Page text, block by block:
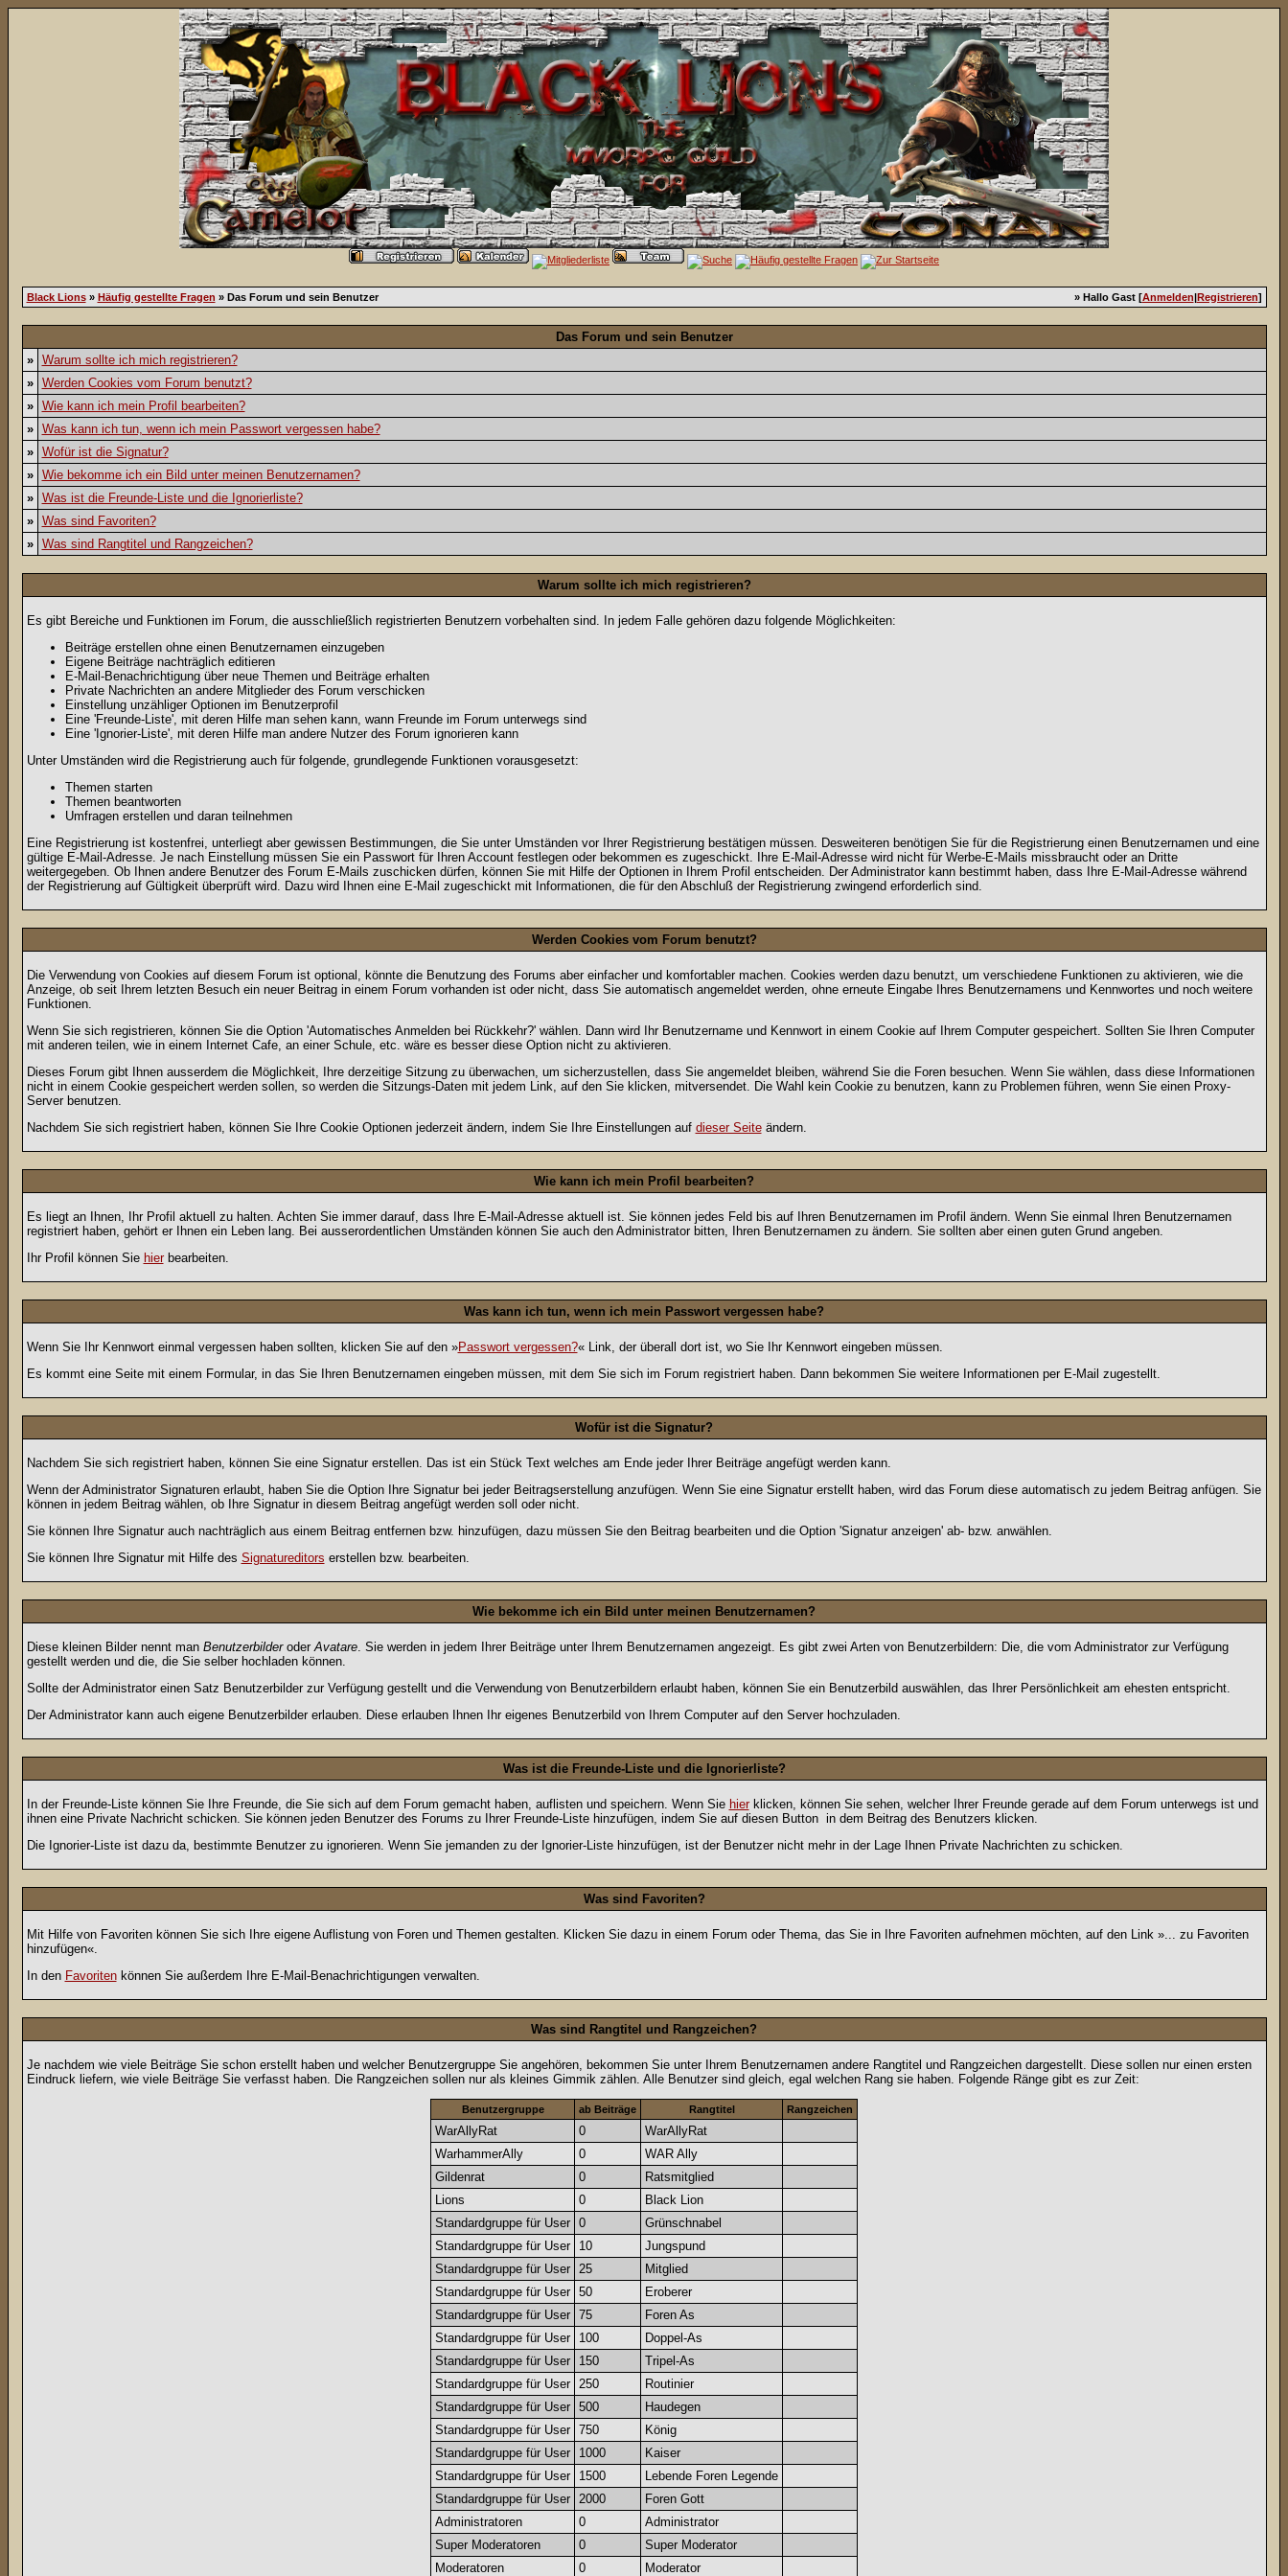
Black Lions» Häufig gestellte Fragen » Das Forum und sein Benutzer » Hallo Gast [Anmelden|Registrieren]
Das Forum und sein Benutzer
»
Warum sollte ich mich registrieren?
»
Werden Cookies vom Forum benutzt?
»
Wie kann ich mein Profil bearbeiten?
»
Was kann ich tun, wenn ich mein Passwort vergessen habe?
»
Wofür ist die Signatur?
»
Wie bekomme ich ein Bild unter meinen Benutzernamen?
»
Was ist die Freunde-Liste und die Ignorierliste?
»
Was sind Favoriten?
»
Was sind Rangtitel und Rangzeichen?
Warum sollte ich mich registrieren?
Es gibt Bereiche und Funktionen im Forum, die ausschließlich registrierten Benutzern vorbehalten sind. In jedem Falle gehören dazu folgende Möglichkeiten:
Beiträge erstellen ohne einen Benutzernamen einzugeben
Eigene Beiträge nachträglich editieren
E-Mail-Benachrichtigung über neue Themen und Beiträge erhalten
Private Nachrichten an andere Mitglieder des Forum verschicken
Einstellung unzähliger Optionen im Benutzerprofil
Eine 'Freunde-Liste', mit deren Hilfe man sehen kann, wann Freunde im Forum unterwegs sind
Eine 'Ignorier-Liste', mit deren Hilfe man andere Nutzer des Forum ignorieren kann
Unter Umständen wird die Registrierung auch für folgende, grundlegende Funktionen vorausgesetzt:
Themen starten
Themen beantworten
Umfragen erstellen und daran teilnehmen
Eine Registrierung ist kostenfrei, unterliegt aber gewissen Bestimmungen, die Sie unter Umständen vor Ihrer Registrierung bestätigen müssen. Desweiteren benötigen Sie für die Registrierung einen Benutzernamen und eine
gültige E-Mail-Adresse. Je nach Einstellung müssen Sie ein Passwort für Ihren Account festlegen oder bekommen es zugeschickt. Ihre E-Mail-Adresse wird nicht für Werbe-E-Mails missbraucht oder an Dritte
weitergegeben. Ob Ihnen andere Benutzer des Forum E-Mails zuschicken dürfen, können Sie mit Hilfe der Optionen in Ihrem Profil entscheiden. Der Administrator kann bestimmt haben, dass Ihre E-Mail-Adresse während
der Registrierung auf Gültigkeit überprüft wird. Dazu wird Ihnen eine E-Mail zugeschickt mit Informationen, die für den Abschluß der Registrierung zwingend erforderlich sind.
Werden Cookies vom Forum benutzt?
Die Verwendung von Cookies auf diesem Forum ist optional, könnte die Benutzung des Forums aber einfacher und komfortabler machen. Cookies werden dazu benutzt, um verschiedene Funktionen zu aktivieren, wie die
Anzeige, ob seit Ihrem letzten Besuch ein neuer Beitrag in einem Forum vorhanden ist oder nicht, dass Sie automatisch angemeldet werden, ohne erneute Eingabe Ihres Benutzernamens und Kennwortes und noch weitere
Funktionen.
Wenn Sie sich registrieren, können Sie die Option 'Automatisches Anmelden bei Rückkehr?' wählen. Dann wird Ihr Benutzername und Kennwort in einem Cookie auf Ihrem Computer gespeichert. Sollten Sie Ihren Computer
mit anderen teilen, wie in einem Internet Cafe, an einer Schule, etc. wäre es besser diese Option nicht zu aktivieren.
Dieses Forum gibt Ihnen ausserdem die Möglichkeit, Ihre derzeitige Sitzung zu überwachen, um sicherzustellen, dass Sie angemeldet bleiben, während Sie die Foren besuchen. Wenn Sie wählen, dass diese Informationen
nicht in einem Cookie gespeichert werden sollen, so werden die Sitzungs-Daten mit jedem Link, auf den Sie klicken, mitversendet. Die Wahl kein Cookie zu benutzen, kann zu Problemen führen, wenn Sie einen Proxy-
Server benutzen.
Nachdem Sie sich registriert haben, können Sie Ihre Cookie Optionen jederzeit ändern, indem Sie Ihre Einstellungen auf dieser Seiteändern.
Wie kann ich mein Profil bearbeiten?
Es liegt an Ihnen, Ihr Profil aktuell zu halten. Achten Sie immer darauf, dass Ihre E-Mail-Adresse aktuell ist. Sie können jedes Feld bis auf Ihren Benutzernamen im Profil ändern. Wenn Sie einmal Ihren Benutzernamen
registriert haben, gehört er Ihnen ein Leben lang. Bei ausserordentlichen Umständen können Sie auch den Administrator bitten, Ihren Benutzernamen zu ändern. Sie sollten aber einen guten Grund angeben.
Ihr Profil können Sie hierbearbeiten.
Was kann ich tun, wenn ich mein Passwort vergessen habe?
Wenn Sie Ihr Kennwort einmal vergessen haben sollten, klicken Sie auf den »Passwort vergessen?« Link, der überall dort ist, wo Sie Ihr Kennwort eingeben müssen.
Es kommt eine Seite mit einem Formular, in das Sie Ihren Benutzernamen eingeben müssen, mit dem Sie sich im Forum registriert haben. Dann bekommen Sie weitere Informationen per E-Mail zugestellt.
Wofür ist die Signatur?
Nachdem Sie sich registriert haben, können Sie eine Signatur erstellen. Das ist ein Stück Text welches am Ende jeder Ihrer Beiträge angefügt werden kann.
Wenn der Administrator Signaturen erlaubt, haben Sie die Option Ihre Signatur bei jeder Beitragserstellung anzufügen. Wenn Sie eine Signatur erstellt haben, wird das Forum diese automatisch zu jedem Beitrag anfügen. Sie
können in jedem Beitrag wählen, ob Ihre Signatur in diesem Beitrag angefügt werden soll oder nicht.
Sie können Ihre Signatur auch nachträglich aus einem Beitrag entfernen bzw. hinzufügen, dazu müssen Sie den Beitrag bearbeiten und die Option 'Signatur anzeigen' ab- bzw. anwählen.
Sie können Ihre Signatur mit Hilfe des Signatureditors erstellen bzw. bearbeiten.
Wie bekomme ich ein Bild unter meinen Benutzernamen?
Diese kleinen Bilder nennt man BenutzerbilderoderAvatare. Sie werden in jedem Ihrer Beiträge unter Ihrem Benutzernamen angezeigt. Es gibt zwei Arten von Benutzerbildern: Die, die vom Administrator zur Verfügung
gestellt werden und die, die Sie selber hochladen können.
Sollte der Administrator einen Satz Benutzerbilder zur Verfügung gestellt und die Verwendung von Benutzerbildern erlaubt haben, können Sie ein Benutzerbild auswählen, das Ihrer Persönlichkeit am ehesten entspricht.
Der Administrator kann auch eigene Benutzerbilder erlauben. Diese erlauben Ihnen Ihr eigenes Benutzerbild von Ihrem Computer auf den Server hochzuladen.
Was ist die Freunde-Liste und die Ignorierliste?
In der Freunde-Liste können Sie Ihre Freunde, die Sie sich auf dem Forum gemacht haben, auflisten und speichern. Wenn Sie hierklicken, können Sie sehen, welcher Ihrer Freunde gerade auf dem Forum unterwegs ist und
ihnen eine Private Nachricht schicken. Sie können jeden Benutzer des Forums zu Ihrer Freunde-Liste hinzufügen, indem Sie auf diesen Button in dem Beitrag des Benutzers klicken.
Die Ignorier-Liste ist dazu da, bestimmte Benutzer zu ignorieren. Wenn Sie jemanden zu der Ignorier-Liste hinzufügen, ist der Benutzer nicht mehr in der Lage Ihnen Private Nachrichten zu schicken.
Was sind Favoriten?
Mit Hilfe von Favoriten können Sie sich Ihre eigene Auflistung von Foren und Themen gestalten. Klicken Sie dazu in einem Forum oder Thema, das Sie in Ihre Favoriten aufnehmen möchten, auf den Link »... zu Favoriten
hinzufügen«.
In den Favoritenkönnen Sie außerdem Ihre E-Mail-Benachrichtigungen verwalten.
Was sind Rangtitel und Rangzeichen?
Je nachdem wie viele Beiträge Sie schon erstellt haben und welcher Benutzergruppe Sie angehören, bekommen Sie unter Ihrem Benutzernamen andere Rangtitel und Rangzeichen dargestellt. Diese sollen nur einen ersten
Eindruck liefern, wie viele Beiträge Sie verfasst haben. Die Rangzeichen sollen nur als kleines Gimmik zählen. Alle Benutzer sind gleich, egal welchen Rang sie haben. Folgende Ränge gibt es zur Zeit:
Benutzergruppe ab Beiträge Rangtitel Rangzeichen
WarAllyRat 0
WarAllyRat
WarhammerAlly
0
WAR Ally
Gildenrat
0
Ratsmitglied
Lions
0
Black Lion
Standardgruppe für User 0
Grünschnabel
Standardgruppe für User
10
Jungspund
Standardgruppe für User 25
Mitglied
Standardgruppe für User 50
Eroberer
Standardgruppe für User 75
Foren As
Standardgruppe für User
100
Doppel-As
Standardgruppe für User
150
Tripel-As
Standardgruppe für User 250
Routinier
Standardgruppe für User 500
Haudegen
Standardgruppe für User 750
König
Standardgruppe für User
1000
Kaiser
Standardgruppe für User
1500
Lebende Foren Legende
Standardgruppe für User 2000
Foren Gott
Administratoren
0
Administrator
Super Moderatoren
0
Super Moderator
Moderatoren
0 Moderator